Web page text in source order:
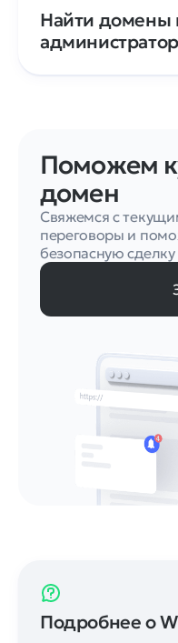
Найти домены
Поможем
домен
Свяжемся с
переговоры и
безопасную сделку
Подробнее о